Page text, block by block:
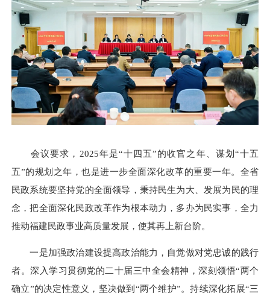
会议要求，2025年是“十四五”的收官之年、谋划“十五
五”的规划之年，也是进一步全面深化改革的重要一年。全省
民政系统要坚持党的全面领导，秉持民生为大、发展为民的理
念，把全面深化民政改革作为根本动力，多办为民实事，全力
推动福建民政事业高质量发展，使其再上新台阶。
一是加强政治建设提高政治能力，自觉做对党忠诚的践行
者。深入学习贯彻党的二十届三中全会精神，深刻领悟“两个
确立”的决定性意义，坚决做到“两个维护”。持续深化拓展“三